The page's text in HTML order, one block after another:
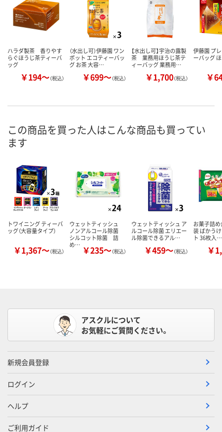
ハラダ製茶 香りやす
らぐほうじ茶ティーバ
ッグ
￥194～（税込）
（水出し可）伊藤園 ワン
ポット エコティーバッ
グ お茶 大容…
￥699～（税込）
【水出し可】宇治の露製
茶 業務用ほうじ茶テ
ィーバッグ 業務用…
￥1,700（税込）
伊藤園 プ
ーバッグ
￥
この商品を買った人はこんな商品も買ってい
ます
トワイニング ティーバ
ッグ（大容量タイプ）
￥1,367～（税込）
ウェットティッシュ
ノンアルコール除菌
シルコット除菌 詰
め… ￥235～（税込）
ウェットティッシュ ア
ルコール除菌 エリエー
ル除菌できるアル…
￥459～（税込）
お菓子詰
装 ばかう
ト 36枚入…
￥
アスクルについて
お気軽にご質問ください。
新規会員登録
ログイン
ヘルプ
ご利用ガイド